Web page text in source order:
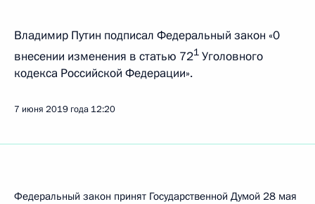
Владимир Путин подписал Федеральный закон «0
внесении изменения в статью 721 Уголовного
кодекса Российской Федерации».
7 июня 2019 года 12:20
Федеральный закон принят Государственной Думой 28 мая